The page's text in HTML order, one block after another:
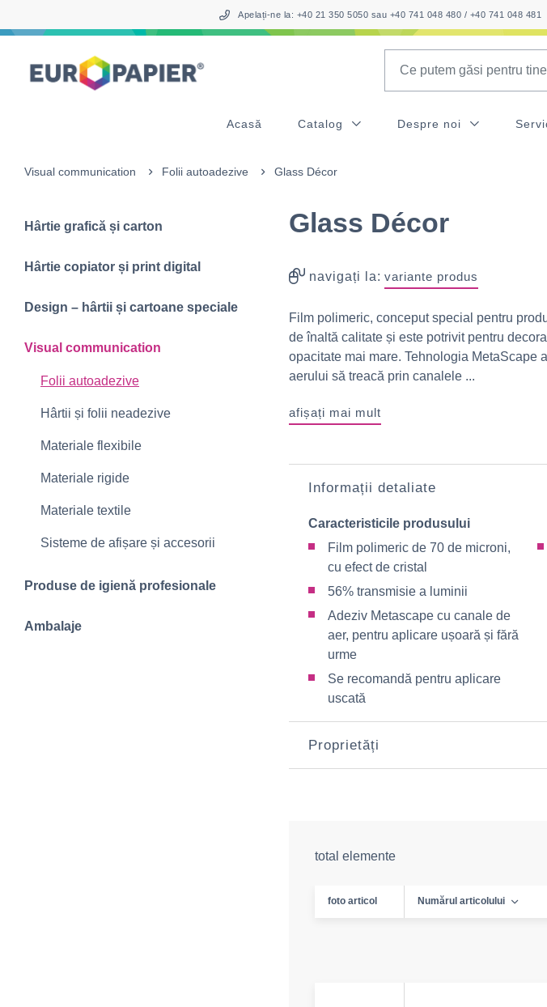
Apelați-ne la: +40 21 350 5050 sau +40 741 048 480 / +40 741 048 481
Acasă Catalog Despre noi
Visual communication Folii autoadezive Glass Décor
Hârtie grafică și carton
Hârtie copiator și print digital
Design – hârtii și cartoane speciale
Visual communication
Folii autoadezive
Hârtii și folii neadezive
Materiale flexibile
Materiale rigide
Materiale textile
Sisteme de afișare și accesorii
Produse de igienă profesionale
Ambalaje
Glass Décor
navigați la: variante produs
Film polimeric, conceput special pentru
de înaltă calitate și este potrivit pentru
opacitate mai mare. Tehnologia MetaScape
aerului să treacă prin canalele ...
afișați mai mult
Informații detaliate
Caracteristicile produsului
Film polimeric de 70 de microni,
cu efect de cristal
56% transmisie a luminii
Adeziv Metascape cu canale de
aer, pentru aplicare ușoară și fără
urme
Se recomandă pentru aplicare
uscată
Proprietăți
total elemente
foto articol Numărul articolului